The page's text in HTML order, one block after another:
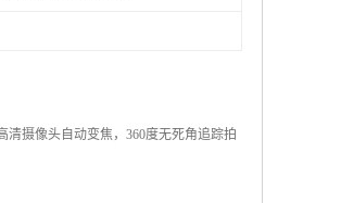
摄像头自动变焦，360度无死角追踪拍